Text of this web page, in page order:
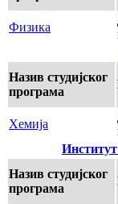
Физика
Назив студијског
програма
Хемија
Назив студијског
програма